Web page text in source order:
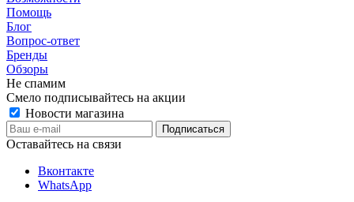
Помощь
Блог
Вопрос-ответ
Бренды
Обзоры
Не спамим
Смело подписывайтесь на акции
Новости магазина
Оставайтесь на связи
Вконтакте
WhatsApp